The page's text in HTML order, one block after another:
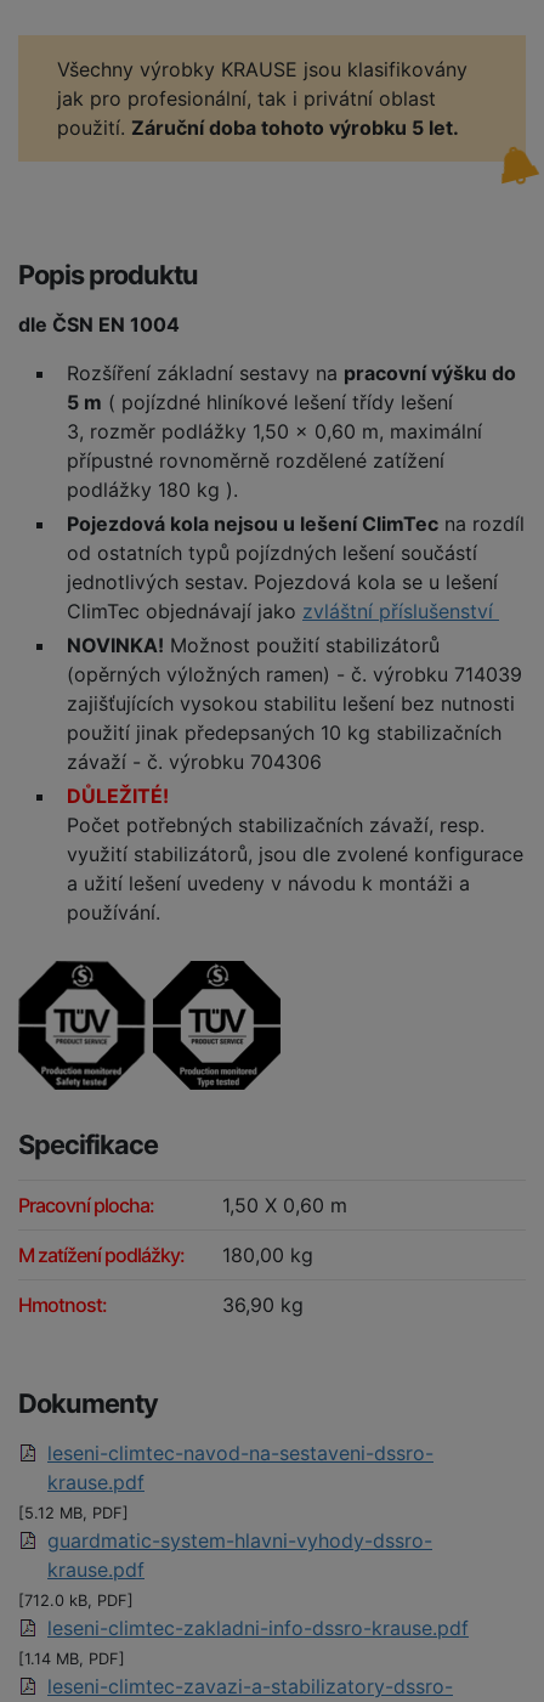
Všechny výrobky KRAUSE jsou klasifikovány
jak pro profesionální, tak i privátní oblast
použití. Záruční doba tohoto výrobku 5 let.
Popis produktu
dle ČSN EN 1004
Rozšíření základní sestavy na pracovní výšku do
5 m ( pojízdné hliníkové lešení třídy lešení
3, rozměr podlážky 1,50 x 0,60 m, maximální
přípustné rovnoměrně rozdělené zatížení
podlážky 180 kg ).
Pojezdová kola nejsou u lešení ClimTec na rozdíl
od ostatních typů pojízdných lešení součástí
jednotlivých sestav. Pojezdová kola se u lešení
ClimTec objednávají jako zvláštní příslušenství
NOVINKA! Možnost použití stabilizátorů
(opěrných výložných ramen) - č. výrobku 714039
zajišťujících vysokou stabilitu lešení bez nutnosti
použití jinak předepsaných 10 kg stabilizačních
závaží - č. výrobku 704306
DŮLEŽITÉ!
Počet potřebných stabilizačních závaží, resp.
využití stabilizátorů, jsou dle zvolené konfigurace
a užití lešení uvedeny v návodu k montáži a
používání.
Specifikace
Pracovní plocha: 1,50 X 0,60 m
M zatížení podlážky: 180,00 kg
Hmotnost: 36,90 kg
Dokumenty
leseni-climtec-navod-na-sestaveni-dssro-
krause.pdf
[5.12 MB, PDF]
guardmatic-system-hlavni-vyhody-dssro-
krause.pdf
[712.0 kB, PDF]
leseni-climtec-zakladni-info-dssro-krause.pdf
[1.14 MB, PDF]
leseni-climtec-zavazi-a-stabilizatory-dssro-